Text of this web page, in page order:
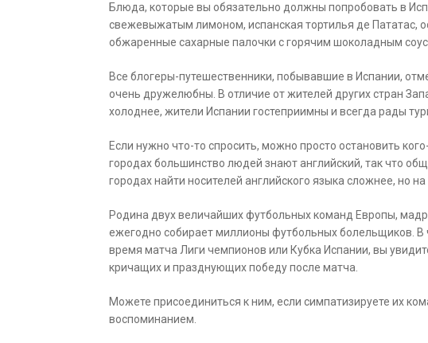
Блюда, которые вы обязательно должны попробовать в
свежевыжатым лимоном, испанская тортилья де Пататас,
обжаренные сахарные палочки с горячим шоколадным
Все блогеры-путешественники, побывавшие в Испании,
очень дружелюбны. В отличие от жителей других стран
холоднее, жители Испании гостеприимны и всегда рады
Если нужно что-то спросить, можно просто остановить
городах большинство людей знают английский, так что
городах найти носителей английского языка сложнее, но
Родина двух величайших футбольных команд Европы,
ежегодно собирает миллионы футбольных болельщиков. В
время матча Лиги чемпионов или Кубка Испании, вы
кричащих и празднующих победу после матча.
Можете присоединиться к ним, если симпатизируете их
воспоминанием.